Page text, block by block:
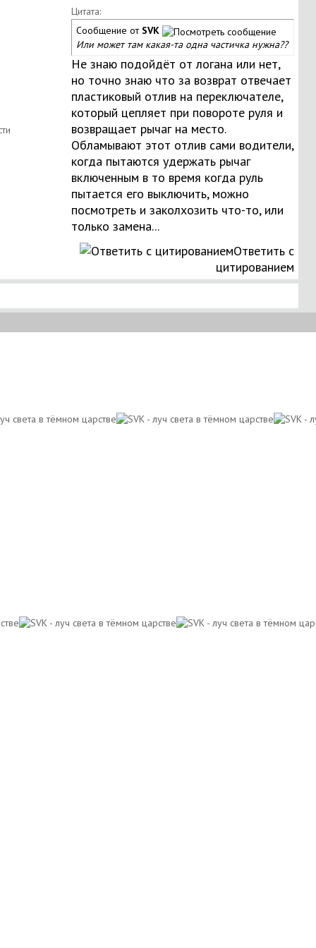
Цитата:
Сообщение от SVK
Или может там какая-та одна частичка нужна??
Не знаю подойдёт от логана или нет,
но точно знаю что за возврат отвечает
пластиковый отлив на переключателе,
который цепляет при повороте руля и
возвращает рычаг на место.
Обламывают этот отлив сами водители,
когда пытаются удержать рычаг
включенным в то время когда руль
пытается его выключить, можно
посмотреть и заколхозить что-то, или
только замена...
Ответить с
цитированием